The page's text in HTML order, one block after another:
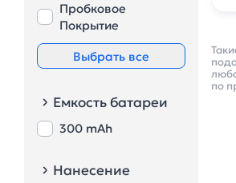
Пробковое
Покрытие
Выбрать все
Емкость батареи
300 mAh
Нанесение
по